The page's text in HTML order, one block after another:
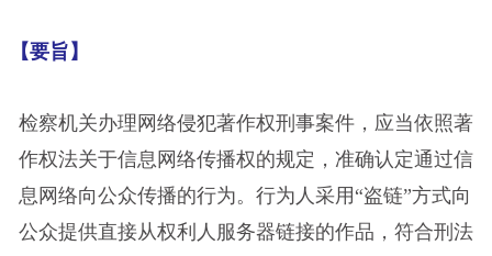
【要旨】
检察机关办理网络侵犯著作权刑事案件，应当依照著
作权法关于信息网络传播权的规定，准确认定通过信
息网络向公众传播的行为。行为人采用“盗链”方式向
公众提供直接从权利人服务器链接的作品，符合刑法